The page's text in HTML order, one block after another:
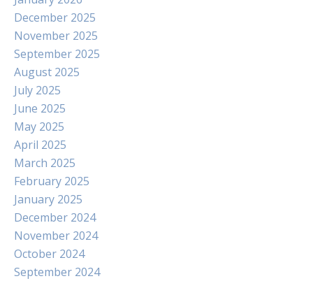
December 2025
November 2025
September 2025
August 2025
July 2025
June 2025
May 2025
April 2025
March 2025
February 2025
January 2025
December 2024
November 2024
October 2024
September 2024